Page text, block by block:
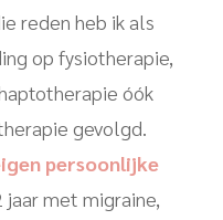
reden heb ik als
op fysiotherapie,
óók
gevolgd.
persoonlijke
jaar met migraine,